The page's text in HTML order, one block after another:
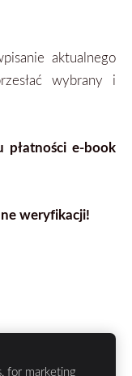
aktualnego
wybrany i
płatności e-book
weryfikacji!
for marketing